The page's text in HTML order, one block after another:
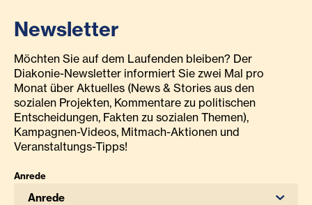
Newsletter
Möchten Sie auf dem Laufenden bleiben? Der
Diakonie-Newsletter informiert Sie zwei Mal pro
Monat über Aktuelles (News & Stories aus den
sozialen Projekten, Kommentare zu politischen
Entscheidungen, Fakten zu sozialen Themen),
Kampagnen-Videos, Mitmach-Aktionen und
Veranstaltungs-Tipps!
Anrede
Anrede